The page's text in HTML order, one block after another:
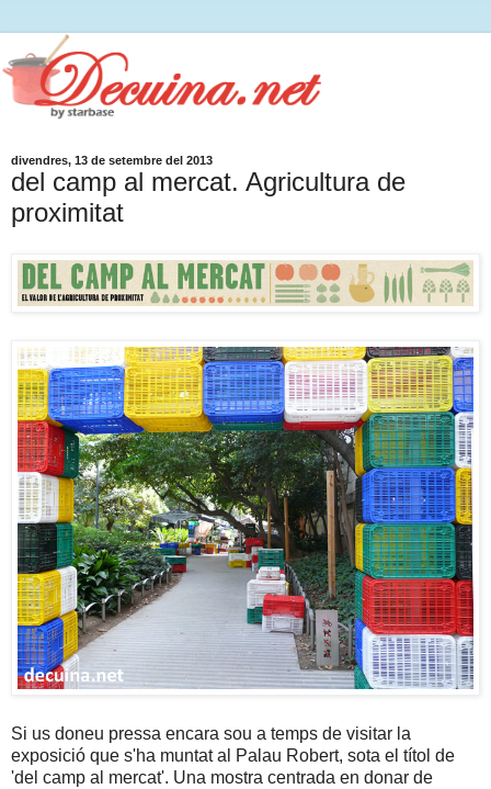
divendres, 13 de setembre del 2013
del camp al mercat. Agricultura de
proximitat
Si us doneu pressa encara sou a temps de visitar la
exposició que s'ha muntat al Palau Robert, sota el títol de
'del camp al mercat'. Una mostra centrada en donar de